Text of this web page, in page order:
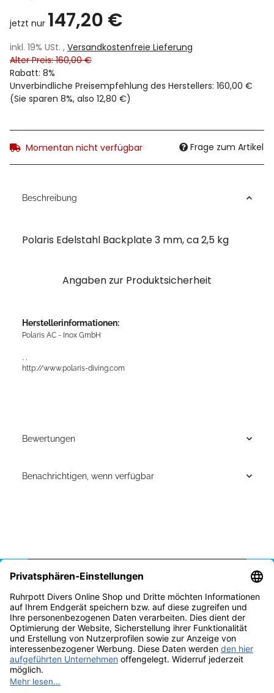
jetzt nur 147,20 €
inkl. 19% USt. , Versandkostenfreie Lieferung
Alter Preis: 160,00 €
Rabatt: 8%
Unverbindliche Preisempfehlung des Herstellers: 160,00 €
(Sie sparen 8%, also 12,80 €)
Momentan nicht verfügbar Frage zum Artikel
Beschreibung
Polaris Edelstahl Backplate 3 mm, ca 2,5 kg
Angaben zur Produktsicherheit
Herstellerinformationen:
Polaris AC - Inox GmbH
http://www.polaris-diving.com
Bewertungen
Benachrichtigen, wenn verfügbar
Vertrag widerrufen